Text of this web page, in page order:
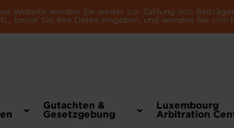
Website werden Sie weder zur Zahlung von
bevor Sie Ihre Daten eingeben, und wenden Sie sich
Gutachten &
Gesetzgebung
Luxembourg
Arbitration